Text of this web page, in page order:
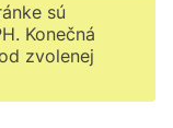
sú
Konečná
zvolenej